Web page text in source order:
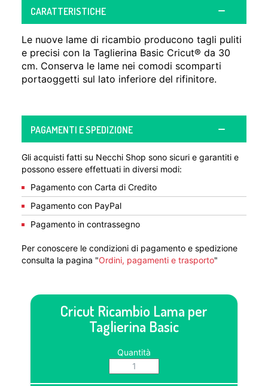
CARATTERISTICHE
Le nuove lame di ricambio producono tagli puliti
e precisi con la Taglierina Basic Cricut® da 30
cm. Conserva le lame nei comodi scomparti
portaoggetti sul lato inferiore del rifinitore.
PAGAMENTI E SPEDIZIONE
Gli acquisti fatti su Necchi Shop sono sicuri e garantiti e
possono essere effettuati in diversi modi:
Pagamento con Carta di Credito
Pagamento con PayPal
Pagamento in contrassegno
Per conoscere le condizioni di pagamento e spedizione
consulta la pagina "Ordini, pagamenti e trasporto"
Cricut Ricambio Lama per
Taglierina Basic
Quantità